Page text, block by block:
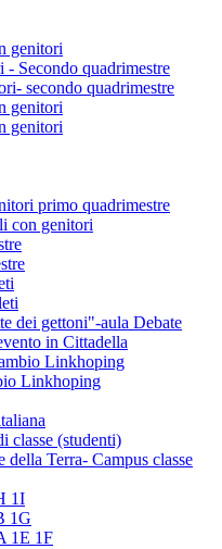
genitori
Secondo quadrimestre
secondo quadrimestre
genitori
genitori
primo quadrimestre
con genitori
dei gettoni"-aula Debate
in Cittadella
Linkhoping
Linkhoping
classe (studenti)
della Terra- Campus classe
1I
1G
1E 1F